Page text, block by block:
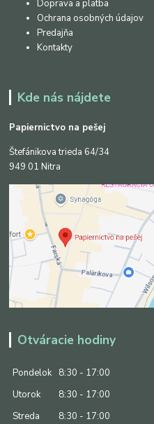
Doprava a platba
Ochrana osobných údajov
Predajňa
Kontakty
Kde nás nájdete
Papiernictvo na pešej
Štefánikova trieda 64/34
949 01 Nitra
Otváracie hodiny
Pondelok
8:30 - 17:00
Utorok
8:30 - 17:00
Streda
8:30 - 17:00